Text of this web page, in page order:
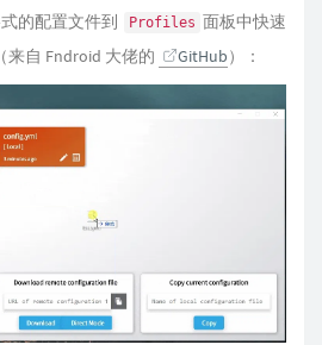
的配置文件到 Profiles 面板中快速
自 Fndroid 大佬的
GitHub）：